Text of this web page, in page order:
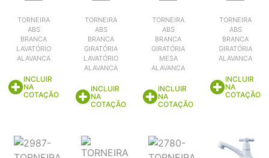
TORNEIRA
ABS
BRANCA
LAVATÓRIO
ALAVANCA
INCLUIR
NA
COTAÇÃO
TORNEIRA
ABS
BRANCA
GIRATÓRIA
LAVATÓRIO
ALAVANCA
INCLUIR
NA
COTAÇÃO
TORNEIRA
ABS
BRANCA
GIRATÓRIA
MESA
ALAVANCA
INCLUIR
NA
COTAÇÃO
TORNEIRA
ABS
BRANCA
GIRATÓRIA
ALAVANCA
INCLUIR
NA
COTAÇÃO